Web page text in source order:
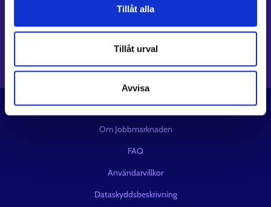
Tillåt alla
Tillåt urval
Avvisa
Youtube⁠
Meddelandetjänsten X⁠
© UF-centret
Om Jobbmarknaden
FAQ
Användarvillkor
Dataskyddsbeskrivning